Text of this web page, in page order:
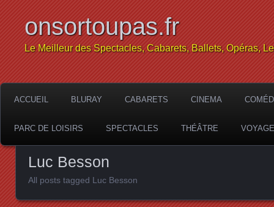
onsortoupas.fr
Le Meilleur des Spectacles, Cabarets, Ballets, Opéras,
ACCUEIL BLURAY CABARETS CINEMA
PARC DE LOISIRS SPECTACLES THÉÂTRE
Luc Besson
All posts tagged Luc Besson